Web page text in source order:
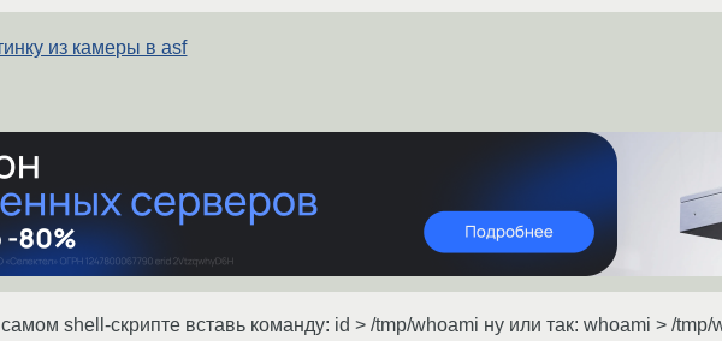
из камеры в asf
shell-скрипте вставь команду: id > /tmp/whoami ну или так: whoami > /